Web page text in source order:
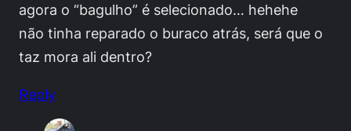
agora o “bagulho” é selecionado… hehehe
não tinha reparado o buraco atrás, será que o
taz mora ali dentro?
Reply